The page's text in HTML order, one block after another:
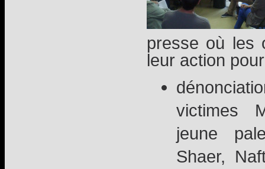
presse où les
leur action
victimes
jeune
Shaer,